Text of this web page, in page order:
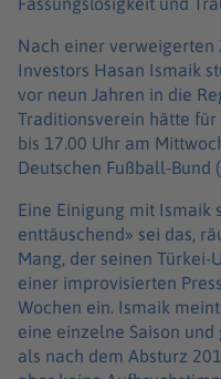
Nach einer
Investors Hasan Ismaik
vor neun Jahren in die
Traditionsverein hätte
bis 17.00 Uhr am
Deutschen Fußball-Bund
Eine Einigung mit Ismaik
enttäuschend» sei das,
Mang, der seinen
einer improvisierten
Wochen ein. Ismaik
eine einzelne Saison und
als nach dem Absturz